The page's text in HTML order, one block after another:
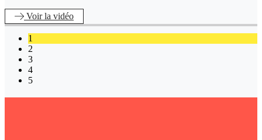
Voirla vidéo
1
2
3
4
5